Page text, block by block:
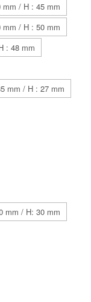
mm / H : 45 mm
mm / H : 50 mm
: 48 mm
mm / H : 27 mm
mm / H: 30 mm